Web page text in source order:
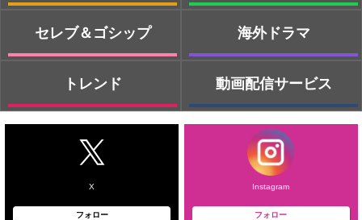
セレブ＆ゴシップ
トレンド
海外ドラマ
動画配信サービス
X
フォロー
Instagram
フォロー